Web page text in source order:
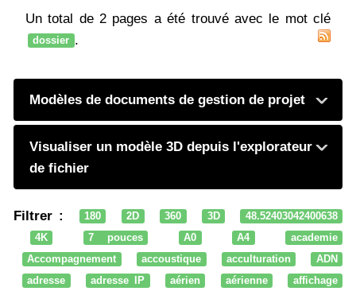
Un total de 2 pages a été trouvé avec le mot clé
dossier .
Modèles de documents de gestion de projet
Visualiser un modèle 3D depuis l'explorateur
de fichier
Filtrer : 180 2D 360 3D
48.52403042400638
4K
7 pouces A0 A4
academie
Accompagnement
accoustique acculturation
ADN
adresse
adresse IP aérien aérienne
affichage